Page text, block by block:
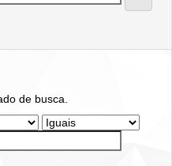
de busca.